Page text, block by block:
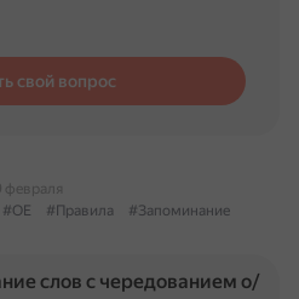
свой вопрос
февраля
#ОЕ #Правила
#Запоминание
слов с чередованием о/